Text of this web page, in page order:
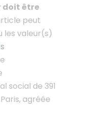
doit être
peut
les valeur(s)
social de 391
agréée